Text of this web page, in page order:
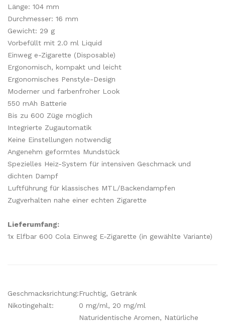
Länge: 104 mm
Durchmesser: 16 mm
Gewicht: 29 g
Vorbefüllt mit 2.0 ml Liquid
Einweg e-Zigarette (Disposable)
Ergonomisch, kompakt und leicht
Ergonomisches Penstyle-Design
Moderner und farbenfroher Look
550 mAh Batterie
Bis zu 600 Züge möglich
Integrierte Zugautomatik
Keine Einstellungen notwendig
Angenehm geformtes Mundstück
Spezielles Heiz-System für intensiven Geschmack und
dichten Dampf
Luftführung für klassisches MTL/Backendampfen
Zugverhalten nahe einer echten Zigarette
Lieferumfang:
1x Elfbar 600 Cola Einweg E-Zigarette (in gewählte Variante)
Geschmacksrichtung:Fruchtig, Getränk
Nikotingehalt:
0 mg/ml, 20 mg/ml
Naturidentische Aromen, Natürliche